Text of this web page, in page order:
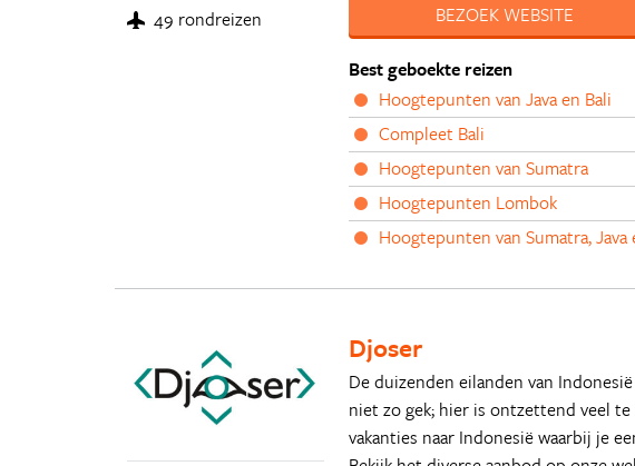
49 rondreizen
BEZOEK WEBSITE
Best geboekte reizen
Hoogtepunten van Java en Bali
Compleet Bali
Hoogtepunten van Sumatra
Hoogtepunten Lombok
Hoogtepunten van Sumatra, Java
Djoser
De duizenden eilanden van
niet zo gek; hier is ontzettend veel
vakanties naar Indonesië waarbij je